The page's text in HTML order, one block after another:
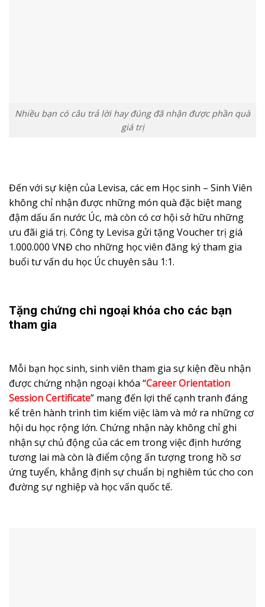
Nhiều bạn có câu trả lời hay đúng đã nhận được phần quà
giá trị
Đến với sự kiện của Levisa, các em Học sinh – Sinh Viên
không chỉ nhận được những món quà đặc biệt mang
đậm dấu ấn nước Úc, mà còn có cơ hội sở hữu những
ưu đãi giá trị. Công ty Levisa gửi tặng Voucher trị giá
1.000.000 VNĐ cho những học viên đăng ký tham gia
buổi tư vấn du học Úc chuyên sâu 1:1.
Tặng chứng chỉ ngoại khóa cho các bạn
tham gia
Mỗi bạn học sinh, sinh viên tham gia sự kiện đều nhận
được chứng nhận ngoại khóa “Career Orientation
Session Certificate” mang đến lợi thế cạnh tranh đáng
kể trên hành trình tìm kiếm việc làm và mở ra những cơ
hội du học rộng lớn. Chứng nhận này không chỉ ghi
nhận sự chủ động của các em trong việc định hướng
tương lai mà còn là điểm cộng ấn tượng trong hồ sơ
ứng tuyển, khẳng định sự chuẩn bị nghiêm túc cho con
đường sự nghiệp và học vấn quốc tế.